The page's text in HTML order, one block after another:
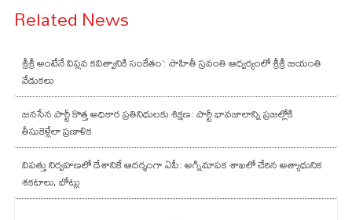
Related News
శ్రీశ్రీ అంటేనే విప్లవ కవిత్వానికి సంకేతం’: సాహితీ స్రవంతి ఆధ్వర్యంలో శ్రీశ్రీ జయంతి
వేడుకలు
జనసేన పార్టీ కొత్త అధికార ప్రతినిధులకు శిక్షణ: పార్టీ భావజాలాన్ని ప్రజల్లోకి
తీసుకెళ్లేలా ప్రణాళిక
విపత్తు నిర్వహణలో దేశానికే ఆదర్శంగా ఏపీ: అగ్నిమాపక శాఖలో చేరిన అత్యాధునిక
శకటాలు, బోట్లు